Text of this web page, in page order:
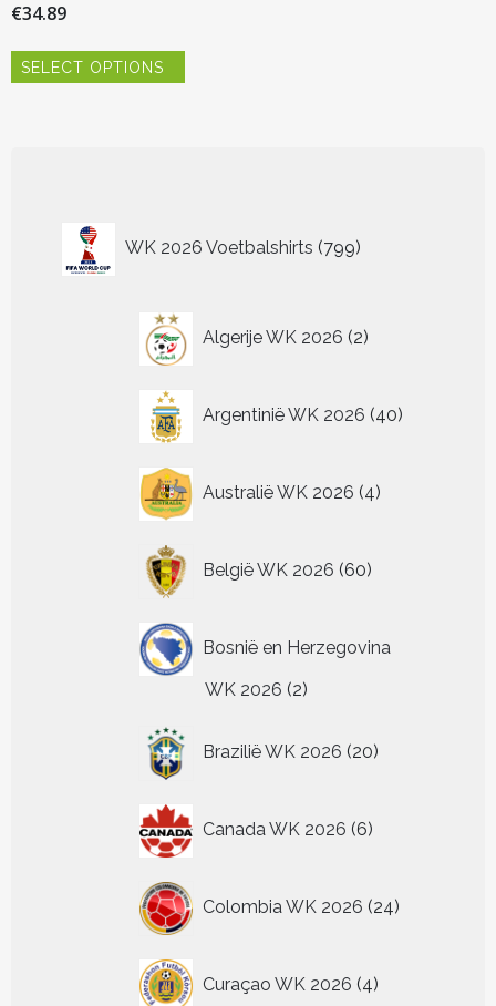
€34.89
SELECT OPTIONS
worden
WK 2026 Voetbalshirts 799
producten
Algerije WK 2026 2
producten
Argentinië WK 2026 40
producten
Australië WK 2026 4
producten
België WK 2026 60
producten
Bosnië en Herzegovina
WK 2026 22
Brazilië WK 2026 20
producten
Canada WK 2026 6
producten
Colombia WK 2026 24
producten
Curaçao WK 2026 4
producten